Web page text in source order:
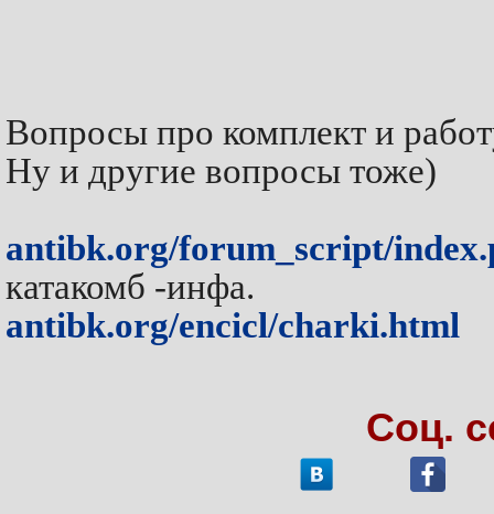
Вопросы про комплект и
Ну и другие вопросы тоже)
antibk.org/forum_script/
катакомб -инфа.
antibk.org/encicl/charki.html
Соц.